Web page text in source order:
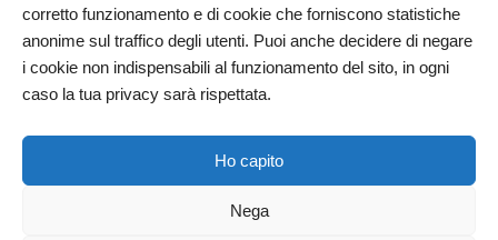
corretto funzionamento e di cookie che forniscono statistiche
anonime sul traffico degli utenti. Puoi anche decidere di negare
i cookie non indispensabili al funzionamento del sito, in ogni
caso la tua privacy sarà rispettata.
Ho capito
Nega
Doppiaggi italioti, 2011-2025. Licenze CC-BY-NC Creative
Commons – Attribuzione – Non commerciale